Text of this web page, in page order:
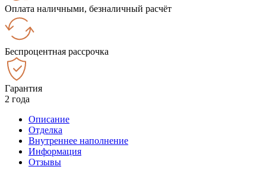
Оплата наличными, безналичный расчёт
Беспроцентная рассрочка
Гарантия
2 года
Описание
Отделка
Внутреннее наполнение
Информация
Отзывы